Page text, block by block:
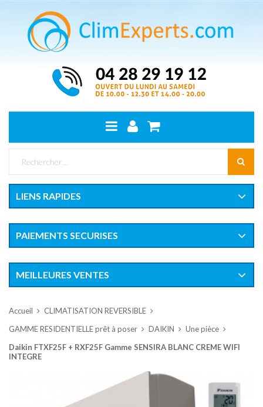
LIENS RAPIDES
PAIEMENTS SECURISES
MEILLEURES VENTES
Accueil
CLIMATISATION REVERSIBLE
GAMME RESIDENTIELLE prêt à poser
DAIKIN
Une pièce
Daikin FTXF25F + RXF25F Gamme SENSIRA BLANC CREME WIFI
INTEGRE